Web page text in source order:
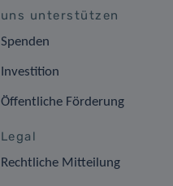
uns unterstützen
Spenden
Investition
Öffentliche Förderung
Legal
Rechtliche Mitteilung